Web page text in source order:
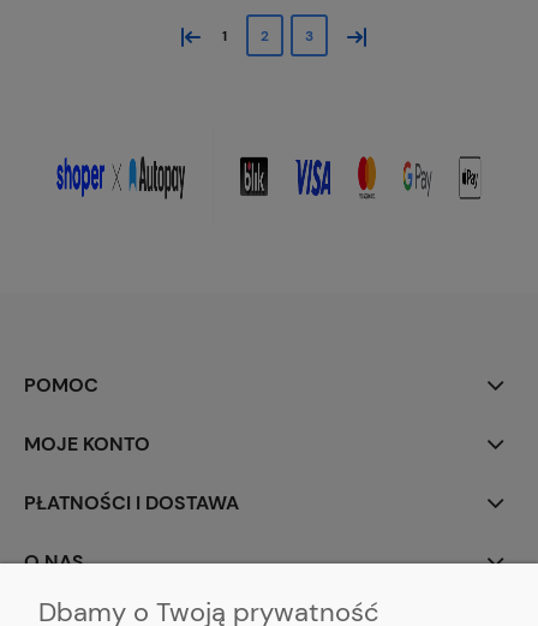
« 1 2 3 »
POMOC
MOJE KONTO
PŁATNOŚCI I DOSTAWA
O NAS
Dbamy o Twoją prywatność